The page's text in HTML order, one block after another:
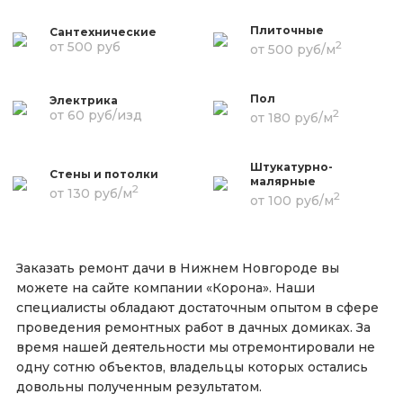
Сантехнические
от 500 руб
Плиточные
от 500 руб/м2
Электрика
от 60 руб/изд
Пол
от 180 руб/м2
Стены и потолки
от 130 руб/м2
Штукатурно-
малярные
от 100 руб/м2
Заказать ремонт дачи в Нижнем Новгороде вы
можете на сайте компании «Корона». Наши
специалисты обладают достаточным опытом в сфере
проведения ремонтных работ в дачных домиках. За
время нашей деятельности мы отремонтировали не
одну сотню объектов, владельцы которых остались
довольны полученным результатом.